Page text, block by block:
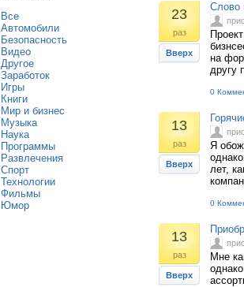
Все
Автомобили
Безопасность
Видео
Другое
Заработок
Игры
Книги
Мир и бизнес
Музыка
Наука
Программы
Развлечения
Спорт
Технологии
Фильмы
Юмор
23
раз
Вверх
Слово
на
другу
0
13
раз
Вверх
Я
лет,
0
13
раз
Вверх
Мне